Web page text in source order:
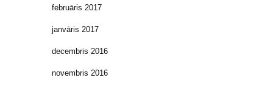
februāris 2017
janvāris 2017
decembris 2016
novembris 2016